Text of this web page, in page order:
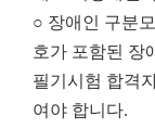
○ 장애인 구분
호가 포함된 장
필기시험 합격
여야 합니다.